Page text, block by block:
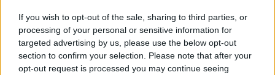
If you wish to opt-out of the sale, sharing to third parties, or
processing of your personal or sensitive information for
targeted advertising by us, please use the below opt-out
section to confirm your selection. Please note that after your
opt-out request is processed you may continue seeing
SPORT 2026-08-06 KL. 06:00 NYHETER 2026-08-05 KL. 12:27